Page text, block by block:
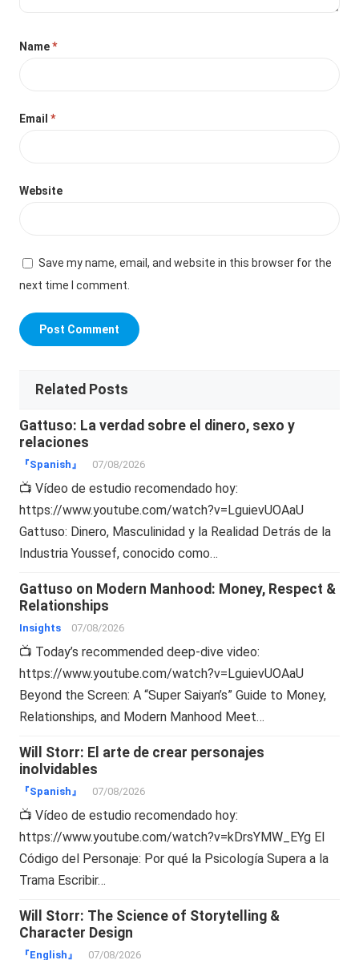
Name*
Email*
Website
Save my name, email, and website in this browser for the
next time I comment.
Related Posts
Gattuso: La verdad sobre el dinero, sexo y
relaciones
『Spanish』 07/08/2026
📺 Vídeo de estudio recomendado hoy:
https://www.youtube.com/watch?v=LguievUOAaU
Gattuso: Dinero, Masculinidad y la Realidad Detrás de la
Industria Youssef, conocido como…
Gattuso on Modern Manhood: Money, Respect &
Relationships
Insights 07/08/2026
📺 Today’s recommended deep-dive video:
https://www.youtube.com/watch?v=LguievUOAaU
Beyond the Screen: A “Super Saiyan’s” Guide to Money,
Relationships, and Modern Manhood Meet…
Will Storr: El arte de crear personajes
inolvidables
『Spanish』 07/08/2026
📺 Vídeo de estudio recomendado hoy:
https://www.youtube.com/watch?v=kDrsYMW_EYg El
Código del Personaje: Por qué la Psicología Supera a la
Trama Escribir…
Will Storr: The Science of Storytelling &
Character Design
『English』 07/08/2026